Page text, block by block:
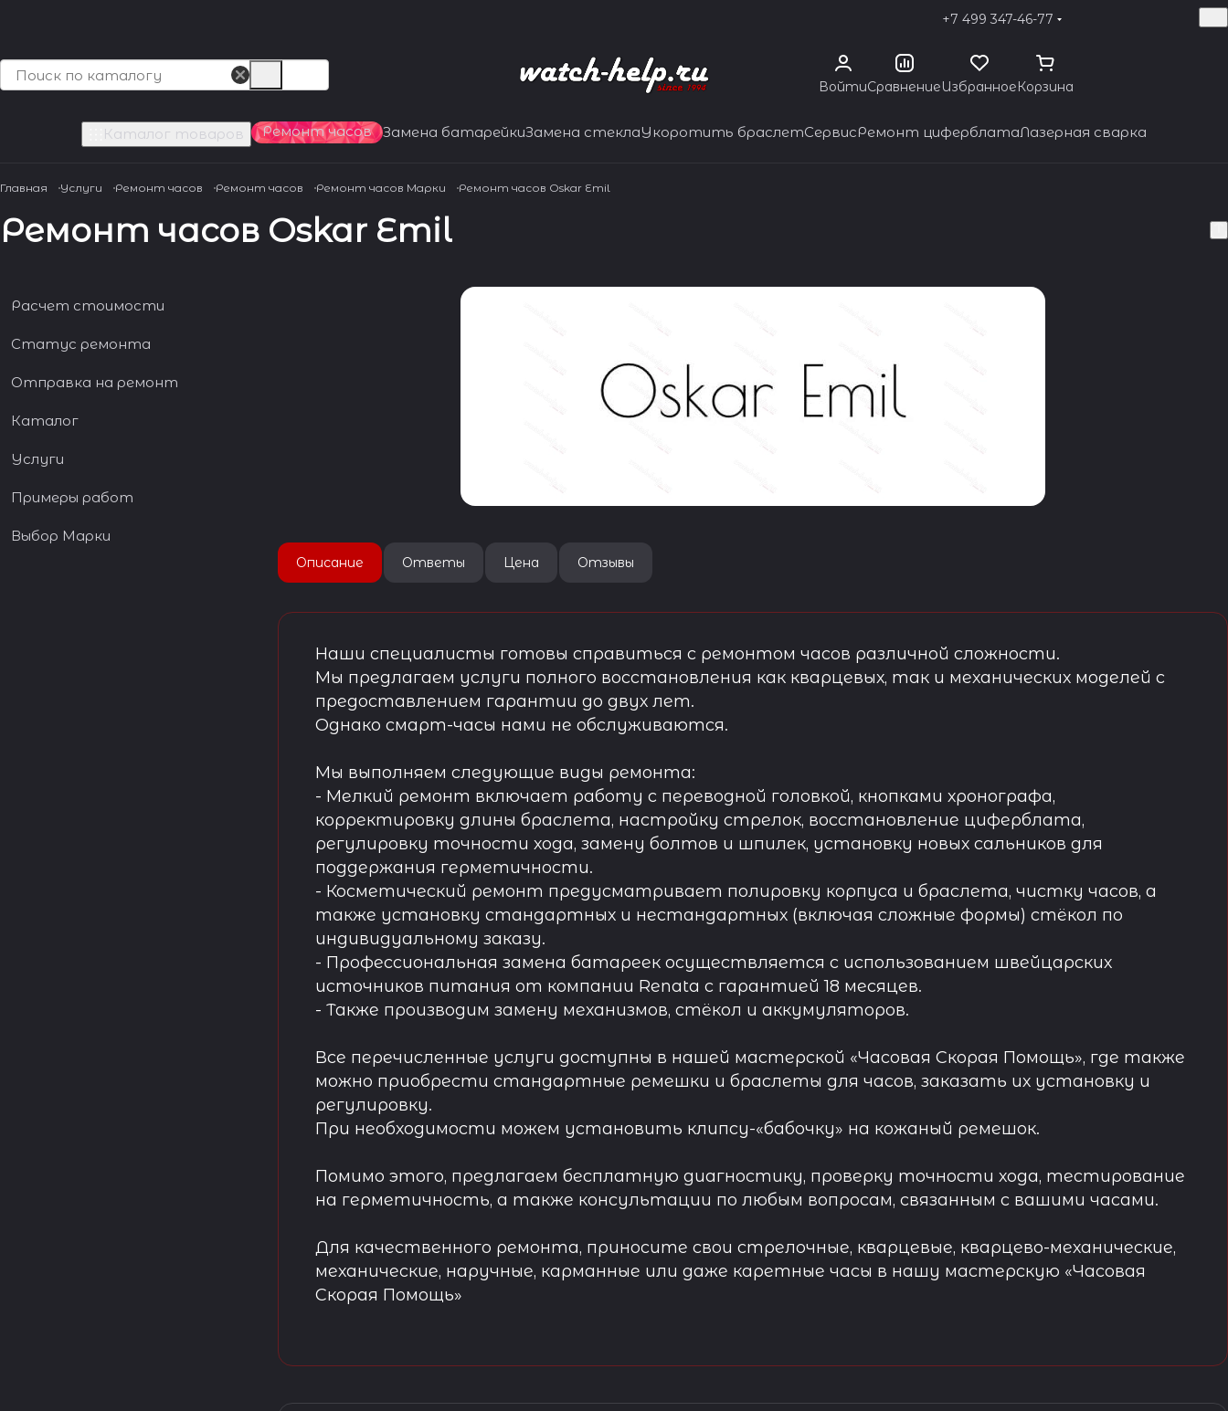
+7 499 347-46-77
ВойтиСравнениеИзбранноеКорзина
Каталог товаров Ремонт часов Замена батарейкиЗамена стеклаУкоротить браслетСервисРемонт циферблатаЛазерная сварка
Главная Услуги Ремонт часов Ремонт часов Ремонт часов Марки Ремонт часов Oskar Emil
Ремонт часов Oskar Emil
Описание Ответы Цена Отзывы
Наши специалисты готовы справиться с ремонтом часов различной сложности.
Мы предлагаем услуги полного восстановления как кварцевых, так и механических моделей с
предоставлением гарантии до двух лет.
Однако смарт-часы нами не обслуживаются.
Мы выполняем следующие виды ремонта:
- Мелкий ремонт включает работу с переводной головкой, кнопками хронографа,
корректировку длины браслета, настройку стрелок, восстановление циферблата,
регулировку точности хода, замену болтов и шпилек, установку новых сальников для
поддержания герметичности.
- Косметический ремонт предусматривает полировку корпуса и браслета, чистку часов, а
также установку стандартных и нестандартных (включая сложные формы) стёкол по
индивидуальному заказу.
- Профессиональная замена батареек осуществляется с использованием швейцарских
источников питания от компании Renata с гарантией 18 месяцев.
- Также производим замену механизмов, стёкол и аккумуляторов.
Все перечисленные услуги доступны в нашей мастерской «Часовая Скорая Помощь», где также
можно приобрести стандартные ремешки и браслеты для часов, заказать их установку и
регулировку.
При необходимости можем установить клипсу-«бабочку» на кожаный ремешок.
Помимо этого, предлагаем бесплатную диагностику, проверку точности хода, тестирование
на герметичность, а также консультации по любым вопросам, связанным с вашими часами.
Для качественного ремонта, приносите свои стрелочные, кварцевые, кварцево-механические,
механические, наручные, карманные или даже каретные часы в нашу мастерскую «Часовая
Скорая Помощь»
Расчет стоимости
Статус ремонта
Отправка на ремонт
Каталог
Услуги
Примеры работ
Выбор Марки